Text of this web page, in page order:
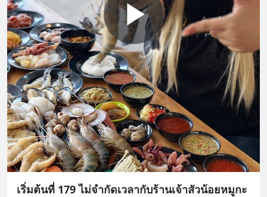
เริ่มต้นที่ 179 ไม่จำกัดเวลากับร้านเจ้าสัวน้อยหมูกะ